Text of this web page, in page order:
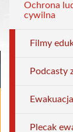
Ochrona
cywilna
Filmy
Podcasty
Ewakuacja
Plecak